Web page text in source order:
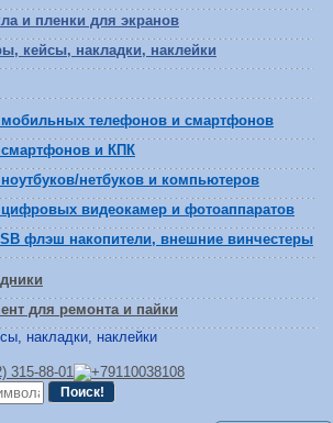
и пленки для экранов
кейсы, накладки, наклейки
телефонов и смартфонов
и КПК
нетбуков и компьютеров
видеокамер и фотоаппаратов
флэш накопители, внешние винчестеры
для ремонта и пайки